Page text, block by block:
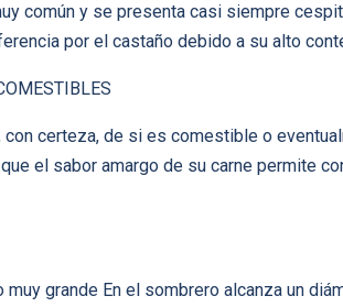
común y se presenta casi siempre
por el castaño debido a su alto
con certeza, de si es comestible o
el sabor amargo de su carne permite
muy grande En el sombrero alcanza un